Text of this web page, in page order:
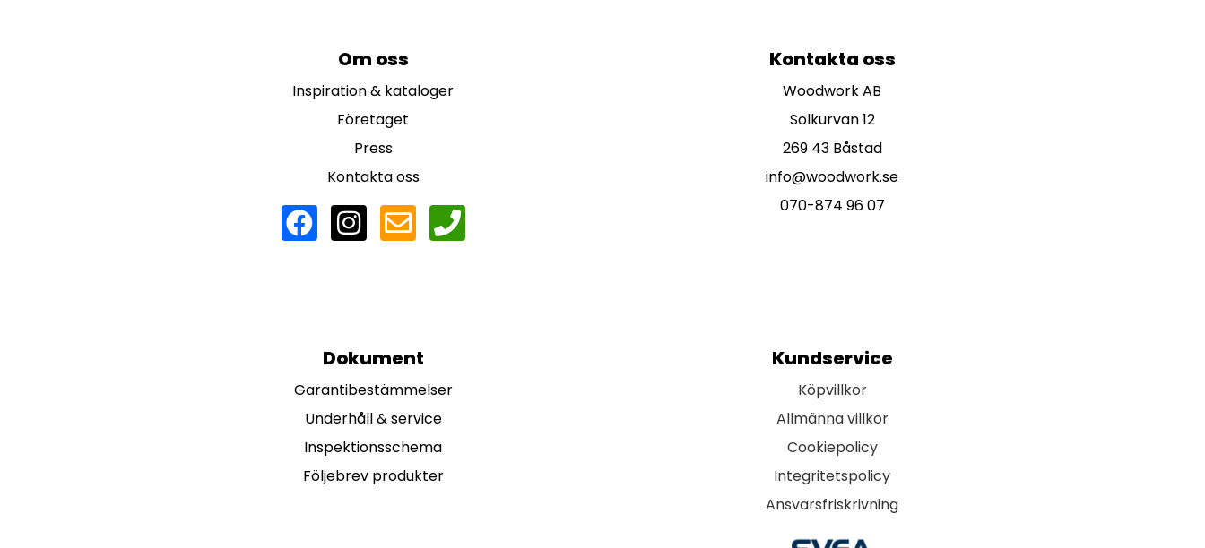
Om oss
Inspiration & kataloger
Företaget
Press
Kontakta oss
Kontakta oss
Woodwork AB
Solkurvan 12
269 43 Båstad
info@woodwork.se
070-874 96 07
Dokument
Garantibestämmelser
Underhåll & service
Inspektionsschema
Följebrev produkter
Kundservice
Köpvillkor
Allmänna villkor
Cookiepolicy
Integritetspolicy
Ansvarsfriskrivning